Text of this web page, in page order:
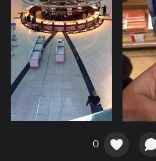
0